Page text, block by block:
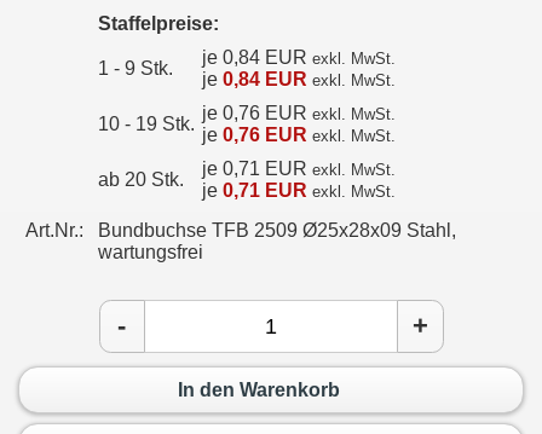
Staffelpreise:
1 - 9 Stk.
je 0,84 EUR exkl. MwSt.
je 0,84 EUR exkl. MwSt.
10 - 19 Stk.
je 0,76 EUR exkl. MwSt.
je 0,76 EUR exkl. MwSt.
ab 20 Stk.
je 0,71 EUR exkl. MwSt.
je 0,71 EUR exkl. MwSt.
Art.Nr.:
Bundbuchse TFB 2509 Ø25x28x09 Stahl,
wartungsfrei
- +
In den Warenkorb